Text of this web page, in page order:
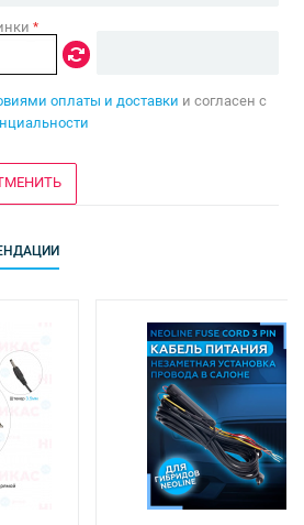
*
оплаты и доставки и согласен с